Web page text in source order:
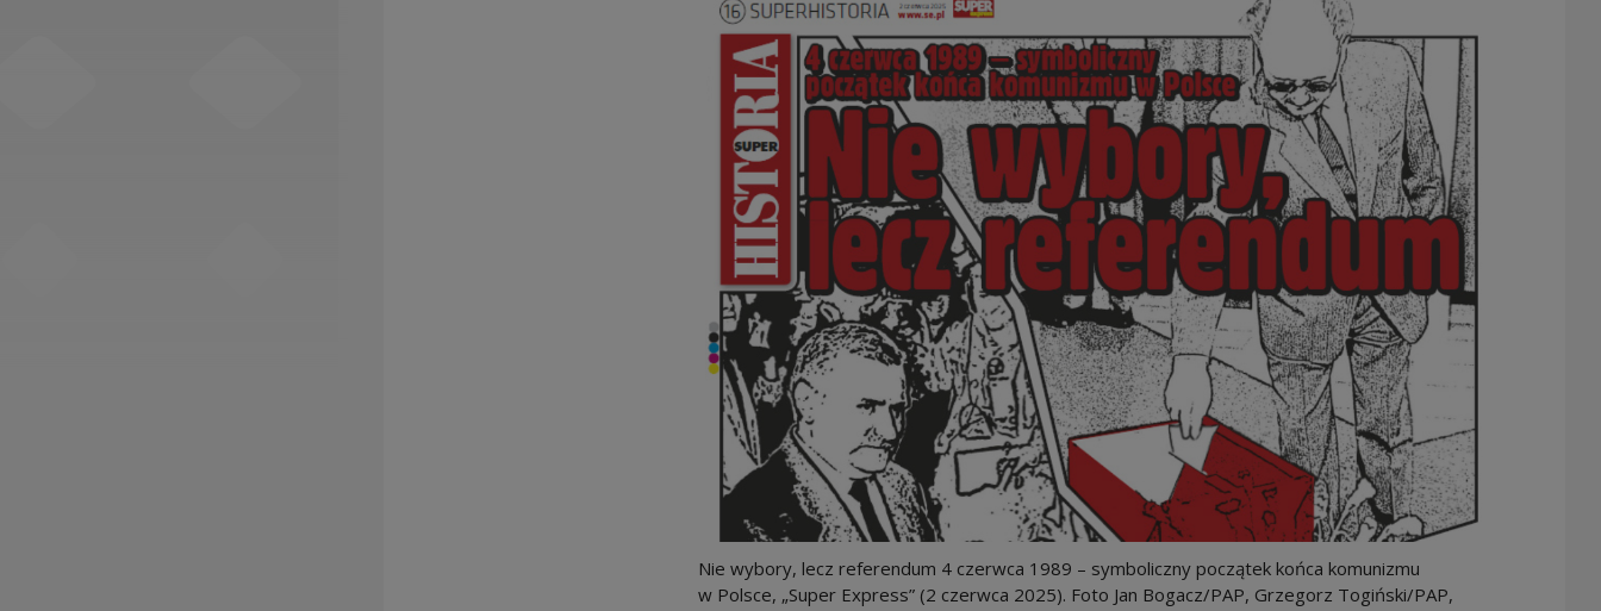
Nie wybory, lecz referendum 4 czerwca 1989 – symboliczny początek końca komunizmu
w Polsce, „Super Express” (2 czerwca 2025). Foto Jan Bogacz/PAP, Grzegorz Togiński/PAP,